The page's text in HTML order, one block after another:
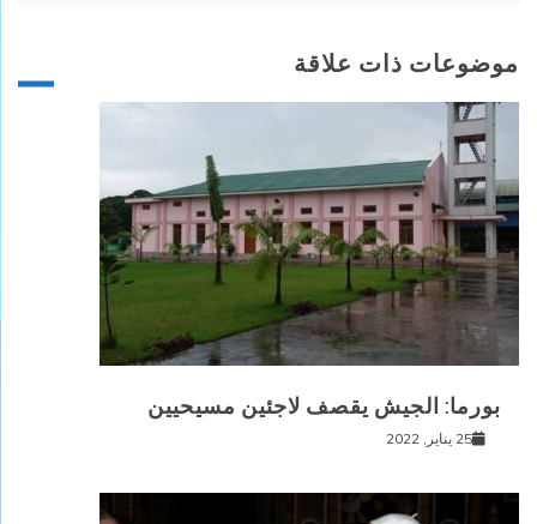
موضوعات ذات علاقة
بورما: الجيش يقصف لاجئين مسيحيين
25 يناير, 2022